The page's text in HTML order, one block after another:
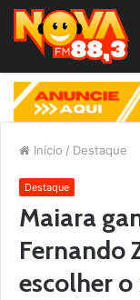
Início / Destaque
Destaque
Maiara
Fernando
escolher